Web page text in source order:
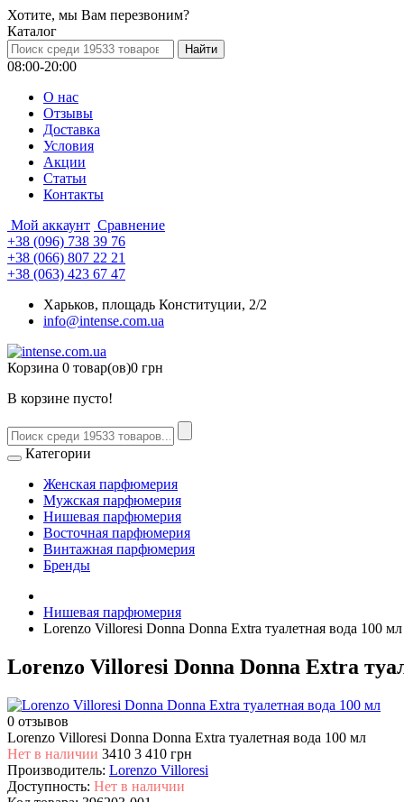
Хотите, мы Вам перезвоним?
Каталог
08:00-20:00
О нас
Отзывы
Доставка
Условия
Aкции
Статьи
Контакты
Мой аккаунт Сравнение
+38 (096) 738 39 76
+38 (066) 807 22 21
+38 (063) 423 67 47
Харьков, площадь Конституции, 2/2
info@intense.com.ua
Корзина 0 товар(ов)0 грн
В корзине пусто!
Категории
Женская парфюмерия
Мужская парфюмерия
Нишевая парфюмерия
Восточная парфюмерия
Винтажная парфюмерия
Бренды
Нишевая парфюмерия
Lorenzo Villoresi Donna Donna Extra туалетная вода 100 мл
Lorenzo Villoresi Donna Donna Extra
0 отзывов
Lorenzo Villoresi Donna Donna Extra туалетная вода 100 мл
Нет в наличии 3410 3 410 грн
Производитель: Lorenzo Villoresi
Доступность: Нет в наличии